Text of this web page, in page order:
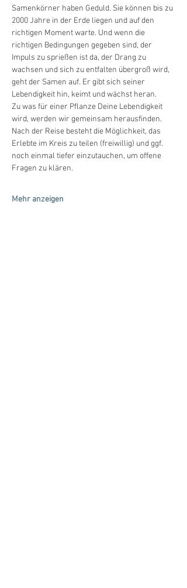
Samenkörner haben Geduld. Sie können bis zu
2000 Jahre in der Erde liegen und auf den
richtigen Moment warte. Und wenn die
richtigen Bedingungen gegeben sind, der
Impuls zu sprießen ist da, der Drang zu
wachsen und sich zu entfalten übergroß wird,
geht der Samen auf. Er gibt sich seiner
Lebendigkeit hin, keimt und wächst heran.
Zu was für einer Pflanze Deine Lebendigkeit
wird, werden wir gemeinsam herausfinden.
Nach der Reise besteht die Möglichkeit, das
Erlebte im Kreis zu teilen (freiwillig) und ggf.
noch einmal tiefer einzutauchen, um offene
Fragen zu klären.
Mehr anzeigen